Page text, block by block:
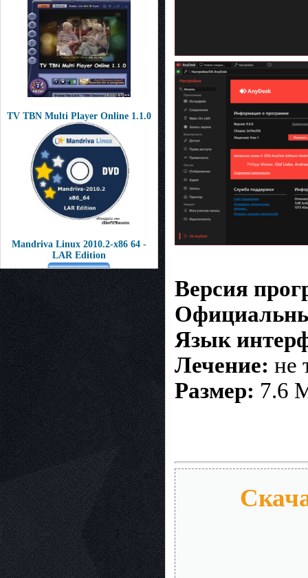
TV TBN Multi Player Online 1.1.0
Mandriva Linux 2010.2-x86 64 -
LAR Edition
Версия
Язык
Лечение: не
Размер: 7.6